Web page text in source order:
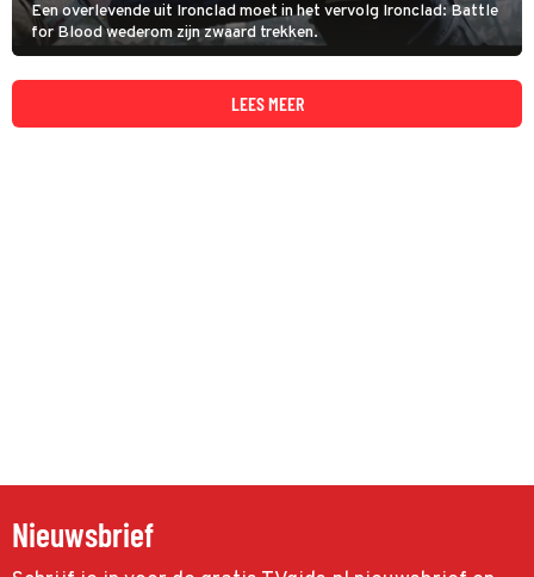
Een overlevende uit Ironclad moet in het vervolg Ironclad: Battle
for Blood wederom zijn zwaard trekken.
LEES MEER
Nieuwsbrief